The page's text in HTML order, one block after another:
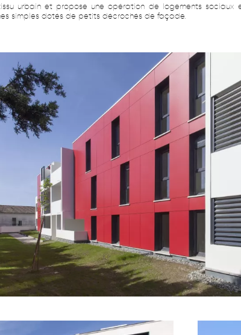
urbain et propose une opération de logements sociaux
simples dotés de petits décrochés de façade.